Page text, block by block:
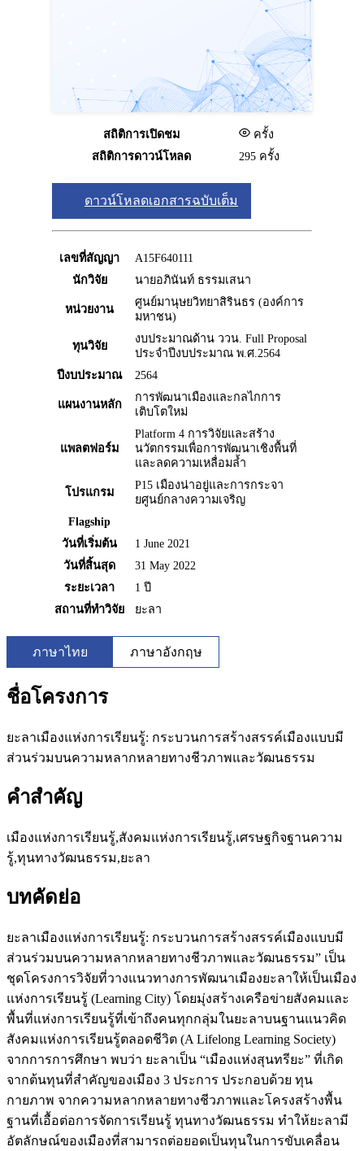
สถิติการเปิดชม
ครั้ง
สถิติการดาวน์โหลด
295 ครั้ง
ดาวน์โหลดเอกสารฉบับเต็ม
เลขที่สัญญา
A15F640111
นักวิจัย
นายอภินันท์ ธรรมเสนา
หน่วยงาน
ศูนย์มานุษยวิทยาสิรินธร (องค์การ
มหาชน)
ทุนวิจัย
งบประมาณด้าน ววน. Full Proposal
ประจำปีงบประมาณ พ.ศ.2564
ปีงบประมาณ
2564
แผนงานหลัก
การพัฒนาเมืองและกลไกการ
เติบโตใหม่
แพลตฟอร์ม
Platform 4 การวิจัยและสร้าง
นวัตกรรมเพื่อการพัฒนาเชิงพื้นที่
และลดความเหลื่อมล้ำ
โปรแกรม
P15 เมืองน่าอยู่และการกระจา
ยศูนย์กลางความเจริญ
Flagship
วันที่เริ่มต้น
1 June 2021
วันที่สิ้นสุด
31 May 2022
ระยะเวลา
1 ปี
สถานที่ทำวิจัย
ยะลา
ภาษาไทย ภาษาอังกฤษ
ชื่อโครงการ
ยะลาเมืองแห่งการเรียนรู้: กระบวนการสร้างสรรค์เมืองแบบมี
ส่วนร่วมบนความหลากหลายทางชีวภาพและวัฒนธรรม
คำสำคัญ
เมืองแห่งการเรียนรู้,สังคมแห่งการเรียนรู้,เศรษฐกิจฐานความ
รู้,ทุนทางวัฒนธรรม,ยะลา
บทคัดย่อ
ยะลาเมืองแห่งการเรียนรู้: กระบวนการสร้างสรรค์เมืองแบบมี
ส่วนร่วมบนความหลากหลายทางชีวภาพและวัฒนธรรม” เป็น
ชุดโครงการวิจัยที่วางแนวทางการพัฒนาเมืองยะลาให้เป็นเมือง
แห่งการเรียนรู้ (Learning City) โดยมุ่งสร้างเครือข่ายสังคมและ
พื้นที่แห่งการเรียนรู้ที่เข้าถึงคนทุกกลุ่มในยะลาบนฐานแนวคิด
สังคมแห่งการเรียนรู้ตลอดชีวิต (A Lifelong Learning Society)
จากการการศึกษา พบว่า ยะลาเป็น “เมืองแห่งสุนทรียะ” ที่เกิด
จากต้นทุนที่สำคัญของเมือง 3 ประการ ประกอบด้วย ทุน
กายภาพ จากความหลากหลายทางชีวภาพและโครงสร้างพื้น
ฐานที่เอื้อต่อการจัดการเรียนรู้ ทุนทางวัฒนธรรม ทำให้ยะลามี
อัตลักษณ์ของเมืองที่สามารถต่อยอดเป็นทุนในการขับเคลื่อน